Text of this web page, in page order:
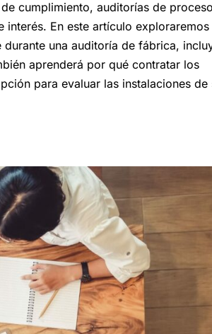
cumplimiento, auditorías de
En este artículo exploraremos
una auditoría de fábrica,
aprenderá por qué contratar los
para evaluar las instalaciones de